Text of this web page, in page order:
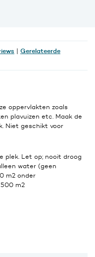
| Gerelateerde
oppervlakten zoals
plavuizen etc. Maak de
Niet geschikt voor
plek. Let op; nooit droog
water (geen
m2 onder
m2